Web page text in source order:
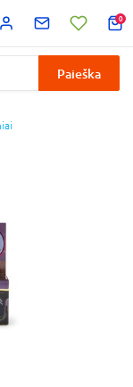
0
Paieška